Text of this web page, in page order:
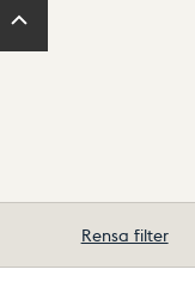
Rensa filter